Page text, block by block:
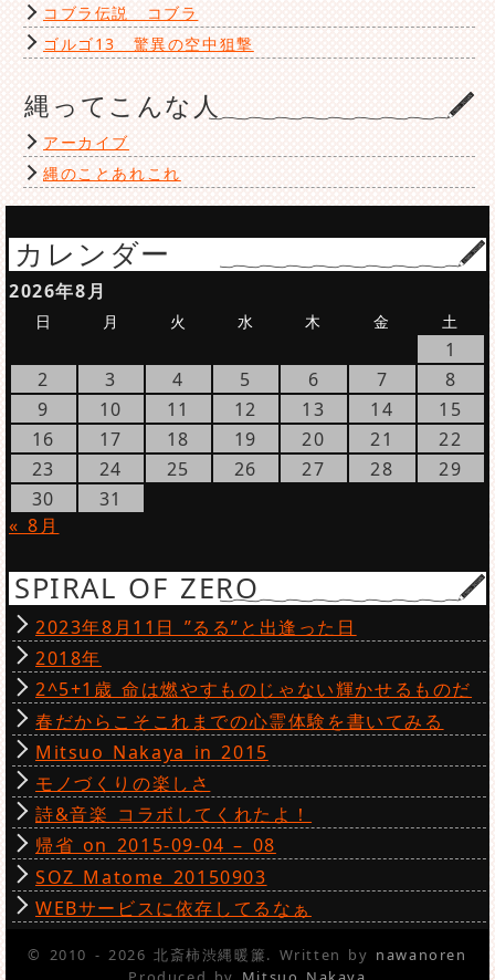
コブラ伝説 コブラ
ゴルゴ13 驚異の空中狙撃
縄ってこんな人
アーカイブ
縄のことあれこれ
カレンダー
2026年8月
日 月 火 水 木 金 土
1
2
3 4 5 6 7
8
9
10 11 12 13 14
15
16
17 18 19 20 21
22
23
24 25 26 27 28
29
30
31
« 8月
SPIRAL OF ZERO
2023年8月11日 ”るる”と出逢った日
2018年
2^5+1歳 命は燃やすものじゃない輝かせるものだ
春だからこそこれまでの心霊体験を書いてみる
Mitsuo Nakaya in 2015
モノづくりの楽しさ
詩&音楽 コラボしてくれたよ！
帰省 on 2015-09-04 – 08
SOZ Matome 20150903
WEBサービスに依存してるなぁ
© 2010 - 2026 北斎柿渋縄暖簾. Written by nawanoren